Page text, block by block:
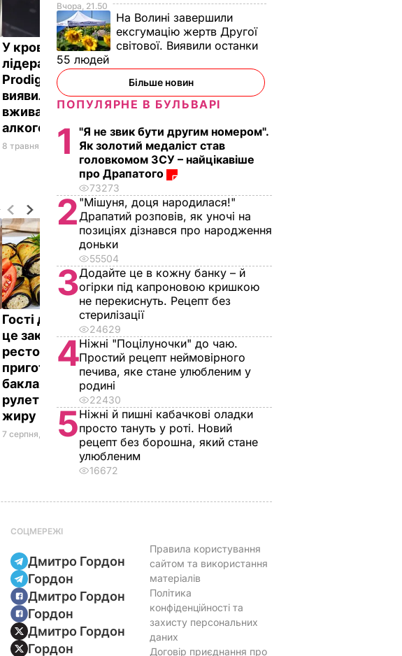
У крові покійного
лідера гурту The
Prodigy Флінта
виявили сліди
вживання кокаїну,
алкоголю і кодеїну
8 травня, 14.55 НОВИНИ
У порту Роттердама
кокаїну, захованого
під вантажем
бананів
28 квітня, 23.35СВІТ
Гості думають, що
це закуска з
ресторану. Як
приготувати ніжні
баклажанні
рулетики без зайвого
жиру
7 серпня, 20.16БУЛЬВАР
"Нічого нав'язувати
не буду". Драпатий
розповів, яку
професію обрав його
Вчора, 21.50
На Волині завершили
ексгумацію жертв Другої
світової. Виявили останки
55 людей
Більше новин
ПОПУЛЯРНЕ В БУЛЬВАРІ
1
"Я не звик бути другим номером".
Як золотий медаліст став
головкомом ЗСУ – найцікавіше
про Драпатого
73273
2 "Мішуня, доця народилася!"
Драпатий розповів, як уночі на
позиціях дізнався про народження
доньки
55504
3Додайте це в кожну банку – й
огірки під капроновою кришкою
не перекиснуть. Рецепт без
стерилізації
24629
4Ніжні "Поцілуночки" до чаю.
Простий рецепт неймовірного
печива, яке стане улюбленим у
родині
22430
5Ніжні й пишні кабачкові оладки
просто тануть у роті. Новий
рецепт без борошна, який стане
улюбленим
16672
СОЦМЕРЕЖІ
Дмитро Гордон
Гордон
Дмитро Гордон
Гордон
Дмитро Гордон
Гордон
Правила користування
сайтом та використання
матеріалів
Політика
конфіденційності та
захисту персональних
даних
Договір приєднання про